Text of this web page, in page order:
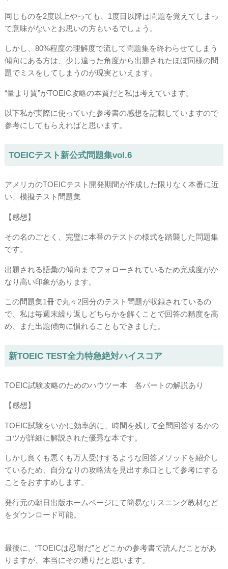
同じものを2度以上やっても、1度目以降は問題を覚えてしまっ
て意味がないとお思いの方もいるでしょう。
しかし、80%程度の理解度で流して問題集を終わらせてしまう
傾向にある方は、少し違った角度から出題されたほぼ同様の問
題でミスをしてしまうのが現実といえます。
“量より質”がTOEIC攻略の本質だと私は考えています。
以下私が実際に使っていた参考書の感想を記載していますので
参考にしてもらえればと思います。
TOEICテスト新公式問題集vol.6
アメリカのTOEICテスト開発期間が作成した限りなく本番に近
い、模擬テスト問題集
【感想】
その名のごとく、完璧に本番のテストの様式を踏襲した問題集
です。
出題される語彙の傾向までフォローされているため完成度がか
なり高い印象があります。
この問題集1冊で丸々2回分のテスト問題が収録されているの
で、私は毎週末繰り返しどちらかを解くことで回答の精度を高
め、また出題傾向に慣れることもできました。
新TOEIC TEST全力特急絶対ハイスコア
TOEIC試験攻略のためのハウツー本 各パートの解説あり
【感想】
TOEIC試験をいかに効率的に、時間を残して全問回答するかの
コツが詳細に解説された優秀な本です。
しかし良くも悪くも万人受けするような回答メソッドを紹介し
ているため、自分なりの攻略法を見出す糸口として参考にする
ことをおすすめします。
発行元の朝日出版ホームページにて簡易なリスニング教材など
をダウンロード可能。
最後に、“TOEICは忍耐だ”とどこかの参考書で読んだことがあ
りますが、本当にその通りだと思います。